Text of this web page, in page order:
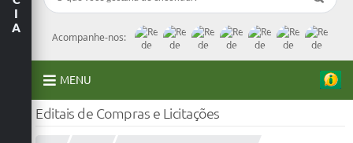
Acompanhe-nos:
MENU
A Prefeitura
I
A
Editais de Compras e Licitações